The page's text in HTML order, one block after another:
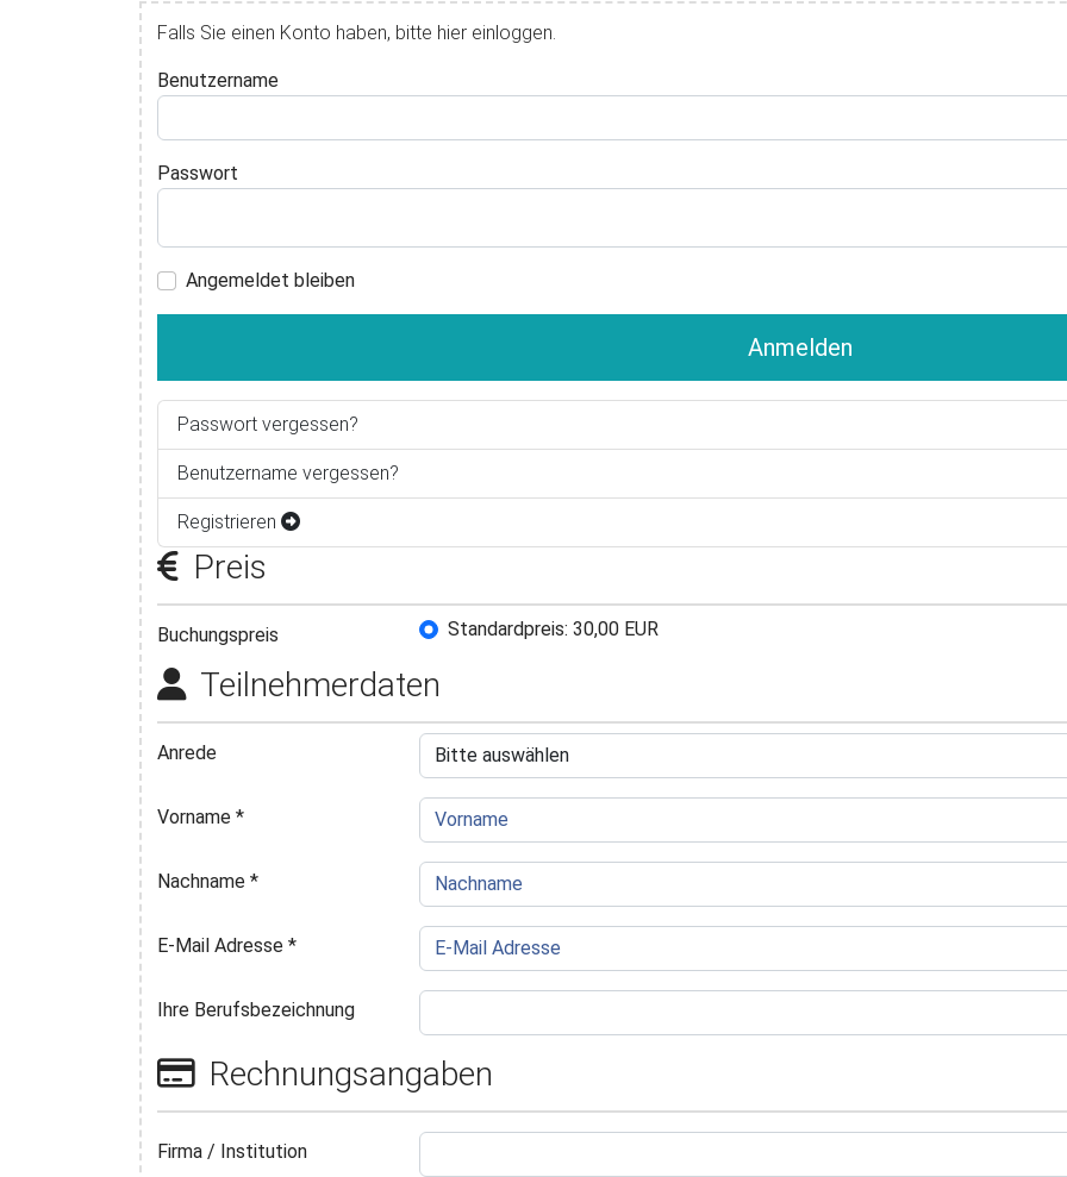
Falls Sie einen Konto haben, bitte hier einloggen.
Benutzername
Passwort
Angemeldet bleiben
Anmelden
Passwort vergessen?
Benutzername vergessen?
Registrieren
Preis
Buchungspreis Buchungspreis
Standardpreis: 30,00 EUR
Teilnehmerdaten
Anrede
Vorname*
Nachname*
E-Mail Adresse*
Ihre Berufsbezeichnung
Rechnungsangaben
Firma / Institution